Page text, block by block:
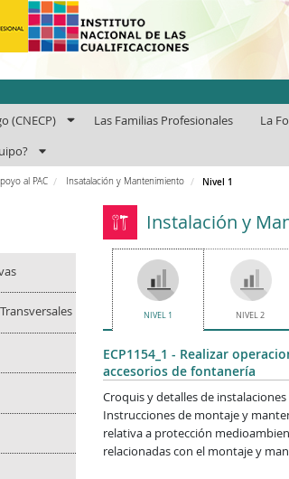
Nacional de
(CNECP) Las Familias Profesionales La
al PAC Insatalación y Mantenimiento Nivel 1
Instalación y
NIVEL 1 NIVEL 2
ECP1154_1 - Realizar
accesorios de fontanería
Croquis y detalles de
Instrucciones de montaje y
relativa a protección
relacionadas con el montaje y